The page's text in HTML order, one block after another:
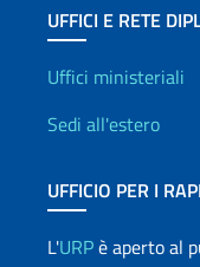
UFFICI E RETE
Uffici e
Uffici ministeriali
Sedi all'estero
UFFICIO PER I
L'URPè aperto al